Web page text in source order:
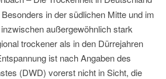
in der südlichen Mitte und im
außergewöhnlich stark
trockener als in den Dürrejahren
ist nach Angaben des
(DWD) vorerst nicht in Sicht, die